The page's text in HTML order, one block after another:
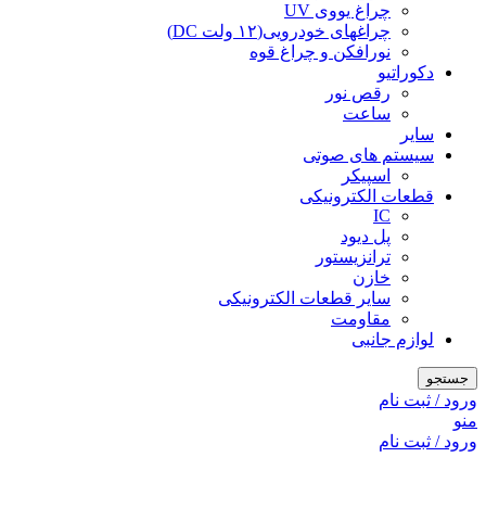
چراغ یووی UV
چراغهای خودرویی(۱۲ ولت DC)
نورافکن و چراغ قوه
دکوراتیو
رقص نور
ساعت
سایر
سیستم های صوتی
اسپیکر
قطعات الکترونیکی
IC
پل دیود
ترانزیستور
خازن
سایر قطعات الکترونیکی
مقاومت
لوازم جانبی
جستجو
ورود / ثبت نام
منو
ورود / ثبت نام